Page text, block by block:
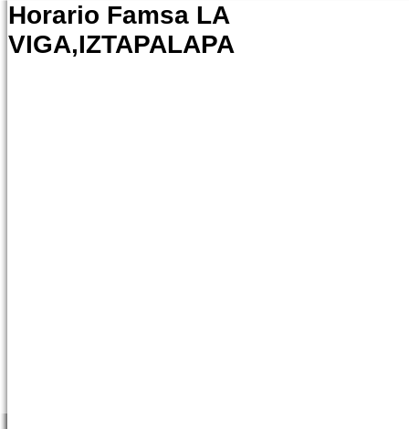
Horario Famsa LA
VIGA,IZTAPALAPA